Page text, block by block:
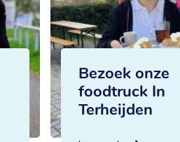
Bezoek onze
foodtruck In
Terheijden